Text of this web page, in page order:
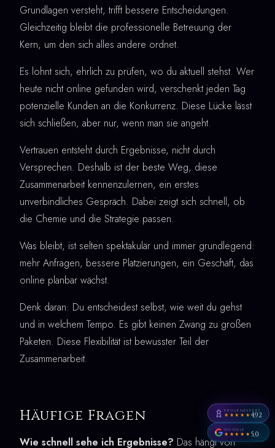
Grundlagen versteht, trifft bessere Entscheidungen.
Gleichzeitig bleibt die professionelle Betreuung der
Kern, um den sich alles andere ordnet.
Es lohnt sich, ehrlich zu prüfen, wo du aktuell stehst. Wer
heute nicht online gefunden wird, verschenkt jeden Tag
potenzielle Kunden an die Konkurrenz. Diese Lücke lässt
sich schließen, aber nur, wenn man sie angeht.
Vertrauen entsteht durch Ergebnisse, nicht durch
Versprechen. Deshalb ist der beste Weg, diese
Zusammenarbeit kennenzulernen, ein erstes
unverbindliches Gespräch. Dabei zeigt sich schnell, ob
die Chemie und die Strategie passen.
Was bleibt, ist selten spektakulär und immer grundlegend:
mehr Anfragen, bessere Platzierungen, ein Geschäft, das
online planbar wächst.
Denk daran: Du entscheidest selbst, wie weit du gehst
und in welchem Tempo. Es gibt keinen Zwang zu großen
Paketen. Diese Flexibilität ist bewusster Teil der
Zusammenarbeit.
Häufige Fragen
Wie schnell sehe ich Ergebnisse? Das hängt von
PROVENEXPERT
★★★★★4,92
GOOGLE
★★★★★5,0